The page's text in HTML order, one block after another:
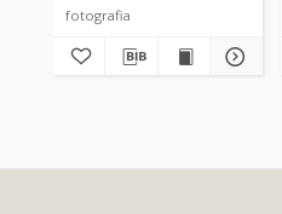
fotografia